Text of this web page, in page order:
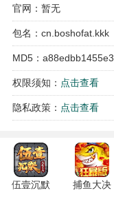
游戏特色
1、技能系统允许自
类技能，将不同特性
套路。
2、关卡结构包含随
官网：暂无
包名：cn.boshofat.kkk
MD5：
权限须知： 点击查看
隐私政策： 点击查看
伍壹沉默
捕鱼大决